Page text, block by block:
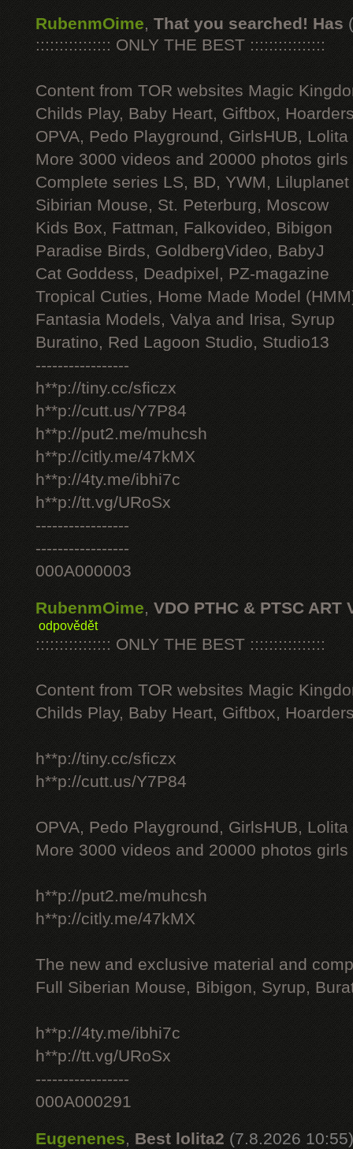
RubenmOime, That you searched! Has
:::::::::::::::: ONLY THE BEST ::::::::::::::::
Content from TOR websites Magic
Childs Play, Baby Heart, Giftbox,
OPVA, Pedo Playground, GirlsHUB, Lolita
More 3000 videos and 20000 photos
Complete series LS, BD, YWM, Liluplanet
Sibirian Mouse, St. Peterburg, Moscow
Kids Box, Fattman, Falkovideo, Bibigon
Paradise Birds, GoldbergVideo, BabyJ
Cat Goddess, Deadpixel, PZ-magazine
Tropical Cuties, Home Made Model
Fantasia Models, Valya and Irisa, Syrup
Buratino, Red Lagoon Studio, Studio13
-----------------
h**p://tiny.cc/sficzx
h**p://cutt.us/Y7P84
h**p://put2.me/muhcsh
h**p://citly.me/47kMX
h**p://4ty.me/ibhi7c
h**p://tt.vg/URoSx
-----------------
-----------------
000A000003
RubenmOime, VDO PTHC & PTSC ART
odpovědět
:::::::::::::::: ONLY THE BEST ::::::::::::::::
Content from TOR websites Magic
Childs Play, Baby Heart, Giftbox,
h**p://tiny.cc/sficzx
h**p://cutt.us/Y7P84
OPVA, Pedo Playground, GirlsHUB, Lolita
More 3000 videos and 20000 photos
h**p://put2.me/muhcsh
h**p://citly.me/47kMX
The new and exclusive material and
Full Siberian Mouse, Bibigon, Syrup,
h**p://4ty.me/ibhi7c
h**p://tt.vg/URoSx
-----------------
000A000291
Eugenenes, Best lolita2 (7.8.2026 10:55)